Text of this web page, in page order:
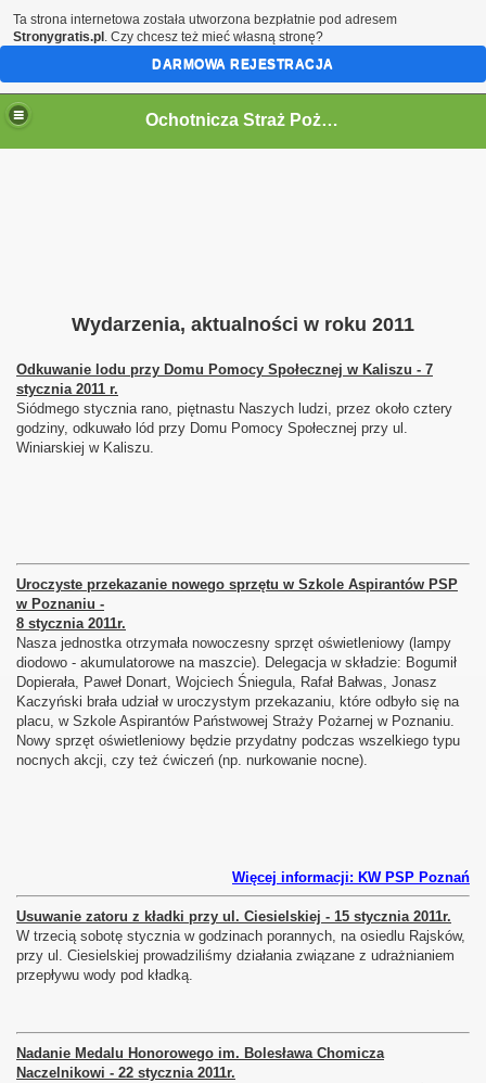
Ochotnicza Straż Pożarna w Kaliszu
Wydarzenia, aktualności w roku 2011
Odkuwanie lodu przy Domu Pomocy Społecznej w Kaliszu - 7
stycznia 2011 r.
Siódmego stycznia rano, piętnastu Naszych ludzi, przez około cztery
godziny, odkuwało lód przy Domu Pomocy Społecznej przy ul.
Winiarskiej w Kaliszu.
Uroczyste przekazanie nowego sprzętu w Szkole Aspirantów PSP
w Poznaniu -
8 stycznia 2011r.
Nasza jednostka otrzymała nowoczesny sprzęt oświetleniowy (lampy
diodowo - akumulatorowe na maszcie). Delegacja w składzie: Bogumił
Dopierała, Paweł Donart, Wojciech Śniegula, Rafał Bałwas, Jonasz
Kaczyński brała udział w uroczystym przekazaniu, które odbyło się na
placu, w Szkole Aspirantów Państwowej Straży Pożarnej w Poznaniu.
Nowy sprzęt oświetleniowy będzie przydatny podczas wszelkiego typu
nocnych akcji, czy też ćwiczeń (np. nurkowanie nocne).
Więcej informacji: KW PSP Poznań
Usuwanie zatoru z kładki przy ul. Ciesielskiej - 15 stycznia 2011r.
W trzecią sobotę stycznia w godzinach porannych, na osiedlu Rajsków,
przy ul. Ciesielskiej prowadziliśmy działania związane z udrażnianiem
przepływu wody pod kładką.
Nadanie Medalu Honorowego im. Bolesława Chomicza
Naczelnikowi - 22 stycznia 2011r.
Ta strona internetowa została utworzona bezpłatnie pod adresem
Stronygratis.pl . Czy chcesz też mieć własną stronę?
DARMOWA REJESTRACJA